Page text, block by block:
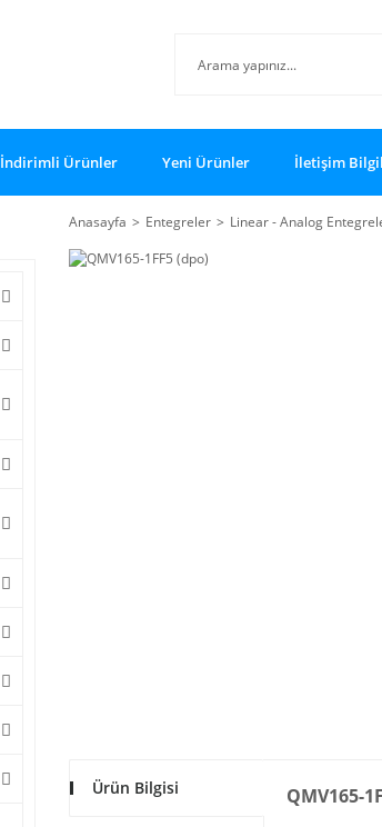
İndirimli Ürünler Yeni Ürünler İletişim
Anasayfa Entegreler Linear - Analog
Ürün Bilgisi QMV165-